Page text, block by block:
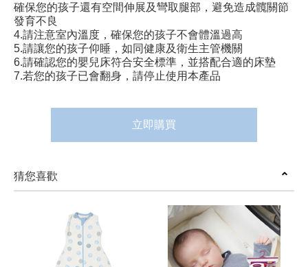
確保您的孩子還有空間伸展及彎取腿部，避免造成髖關節
發育不良
4.請注意室內溫度，確保您的孩子不會體溫過高
5.請讓您的孩子仰睡，如同健康及衛生主管機關
6.請確認您的嬰兒床符合安全標準，並搭配合適的床墊
7.若您的孩子已會翻身，請停止使用本產品
立即購買
猜您喜歡